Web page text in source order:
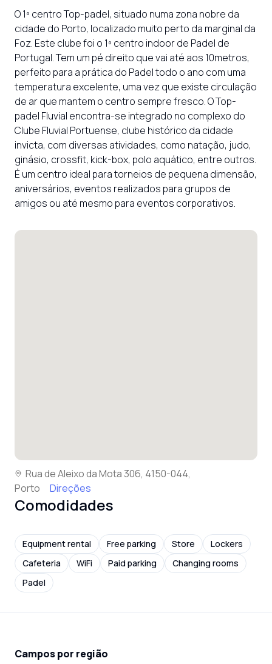
O 1º centro Top-padel, situado numa zona nobre da
cidade do Porto, localizado muito perto da marginal da
Foz. Este clube foi o 1º centro indoor de Padel de
Portugal. Tem um pé direito que vai até aos 10metros,
perfeito para a prática do Padel todo o ano com uma
temperatura excelente, uma vez que existe circulação
de ar que mantem o centro sempre fresco. O Top-
padel Fluvial encontra-se integrado no complexo do
Clube Fluvial Portuense, clube histórico da cidade
invicta, com diversas atividades, como natação, judo,
ginásio, crossfit, kick-box, polo aquático, entre outros.
É um centro ideal para torneios de pequena dimensão,
aniversários, eventos realizados para grupos de
amigos ou até mesmo para eventos corporativos.
Rua de Aleixo da Mota 306, 4150-044,
Porto
Direções
Comodidades
Equipment rental Free parking Store
Lockers
Cafeteria
WiFi Paid parking
Changing rooms
Padel
Campos por região